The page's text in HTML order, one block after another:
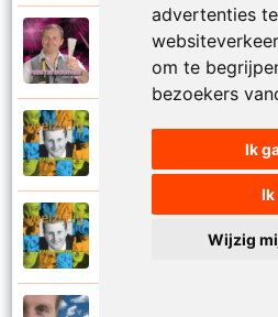
advertenties
om te
bezoekers
Ik
Ik
Wijzig
Yves Segers
Vlaamse hitmix
Yves Segers